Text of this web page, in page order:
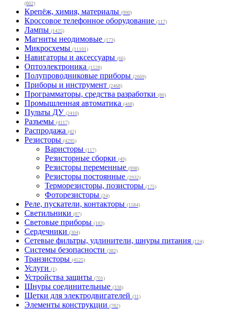
(802)
Крепёж, химия, материалы (990)
Кроссовое телефонное оборудование (117)
Лампы (1425)
Магниты неодимовые (173)
Микросхемы (11101)
Навигаторы и аксессуары (66)
Оптоэлектроника (1528)
Полупроводниковые приборы (2669)
Приборы и инструмент (2468)
Программаторы, средства разработки (80)
Промышленная автоматика (488)
Пульты ДУ (2410)
Разъемы (4117)
Распродажа (42)
Резисторы (4295)
Варисторы (117)
Резисторные сборки (49)
Резисторы переменные (998)
Резисторы постоянные (2932)
Терморезисторы, позисторы (175)
Фоторезисторы (24)
Реле, пускатели, контакторы (1584)
Светильники (87)
Световые приборы (183)
Сердечники (304)
Сетевые фильтры, удлинители, шнуры питания (124)
Системы безопасности (382)
Транзисторы (4525)
Услуги (1)
Устройства защиты (701)
Шнуры соединительные (338)
Щетки для электродвигателей (31)
Элементы конструкции (782)